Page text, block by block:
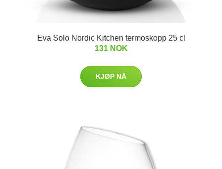
Eva Solo Nordic Kitchen termoskopp 25 cl
131 NOK
KJØP NÅ